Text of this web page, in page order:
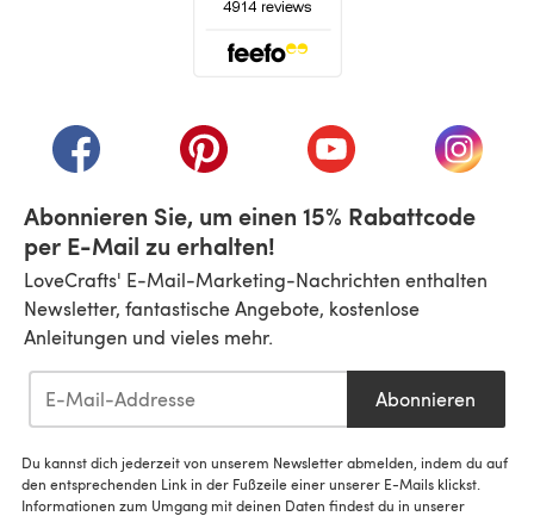
(öffnet sich in einem neuen Tab)
(öffnet sich in einem neuen Tab)
(öffnet sich in einem
(öffnet
Abonnieren Sie, um einen 15% Rabattcode
per E-Mail zu erhalten!
LoveCrafts' E-Mail-Marketing-Nachrichten enthalten
Newsletter, fantastische Angebote, kostenlose
Anleitungen und vieles mehr.
Abonnieren
Du kannst dich jederzeit von unserem Newsletter abmelden, indem du auf
den entsprechenden Link in der Fußzeile einer unserer E-Mails klickst.
Informationen zum Umgang mit deinen Daten findest du in unserer